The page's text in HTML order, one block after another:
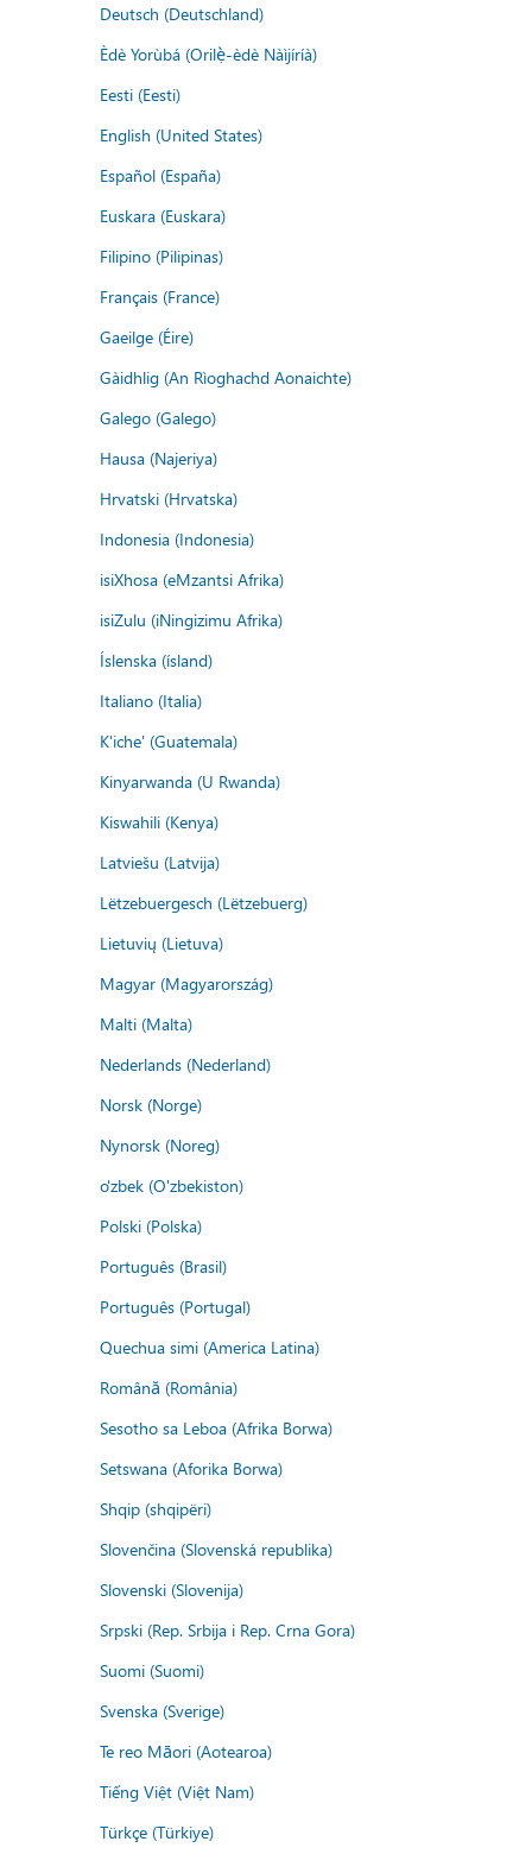
Deutsch (Deutschland)
Èdè Yorùbá (Orilẹ̀-èdè Nàìjíríà)
Eesti (Eesti)
English (United States)
Español (España)
Euskara (Euskara)
Filipino (Pilipinas)
Français (France)
Gaeilge (Éire)
Gàidhlig (An Rìoghachd Aonaichte)
Galego (Galego)
Hausa (Najeriya)
Hrvatski (Hrvatska)
Indonesia (Indonesia)
isiXhosa (eMzantsi Afrika)
isiZulu (iNingizimu Afrika)
Íslenska (ísland)
Italiano (Italia)
K'iche' (Guatemala)
Kinyarwanda (U Rwanda)
Kiswahili (Kenya)
Latviešu (Latvija)
Lëtzebuergesch (Lëtzebuerg)
Lietuvių (Lietuva)
Magyar (Magyarország)
Malti (Malta)
Nederlands (Nederland)
Norsk (Norge)
Nynorsk (Noreg)
o'zbek (O'zbekiston)
Polski (Polska)
Português (Brasil)
Português (Portugal)
Quechua simi (America Latina)
Română (România)
Sesotho sa Leboa (Afrika Borwa)
Setswana (Aforika Borwa)
Shqip (shqipëri)
Slovenčina (Slovenská republika)
Slovenski (Slovenija)
Srpski (Rep. Srbija i Rep. Crna Gora)
Suomi (Suomi)
Svenska (Sverige)
Te reo Māori (Aotearoa)
Tiếng Việt (Việt Nam)
Türkçe (Türkiye)